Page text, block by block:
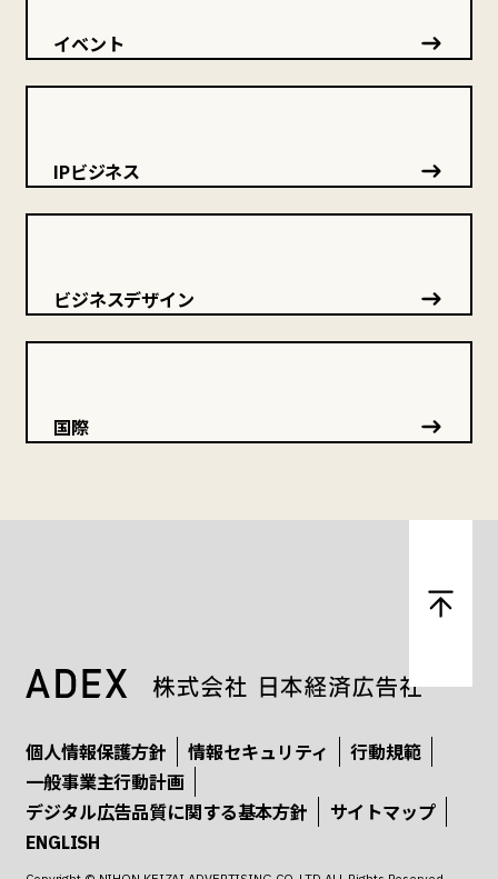
イベント
IPビジネス
ビジネスデザイン
国際
個人情報保護方針 情報セキュリティ
行動規範
一般事業主行動計画
デジタル広告品質に関する基本方針
サイトマップ
ENGLISH